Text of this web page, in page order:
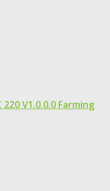
V1.0.0.0 Farming